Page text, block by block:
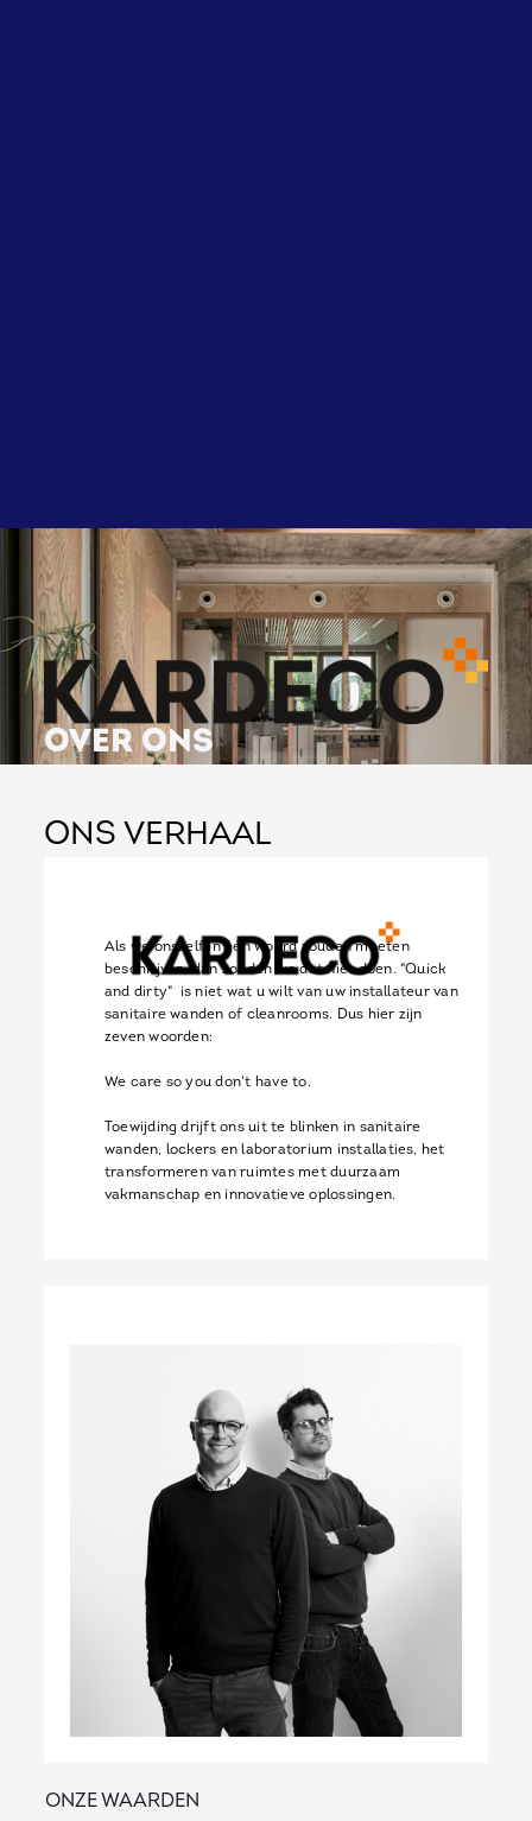
OVER ONS
ONS verhaal
Als we onszelf in één woord zouden moeten
beschrijven, dan zouden we dat niet doen. "Quick
and dirty" is niet wat u wilt van uw installateur van
sanitaire wanden of cleanrooms. Dus hier zijn
zeven woorden:
We care so you don't have to.
Toewijding drijft ons uit te blinken in sanitaire
wanden, lockers en laboratorium installaties, het
transformeren van ruimtes met duurzaam
vakmanschap en innovatieve oplossingen.
onze waarden